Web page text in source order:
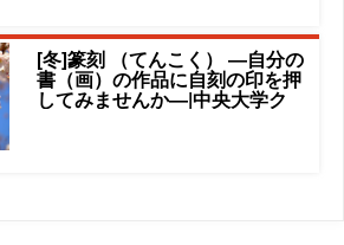
[冬]篆刻 （てんこく） ―自分の
書（画）の作品に自刻の印を押
してみませんか―|中央大学ク